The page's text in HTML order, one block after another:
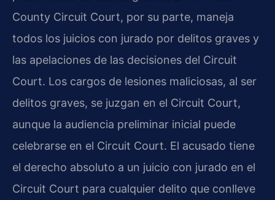
County Circuit Court, por su parte, maneja
todos los juicios con jurado por delitos graves y
las apelaciones de las decisiones del Circuit
Court. Los cargos de lesiones maliciosas, al ser
delitos graves, se juzgan en el Circuit Court,
aunque la audiencia preliminar inicial puede
celebrarse en el Circuit Court. El acusado tiene
el derecho absoluto a un juicio con jurado en el
Circuit Court para cualquier delito que conlleve